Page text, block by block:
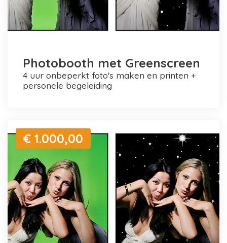
Photobooth met Greenscreen
4 uur onbeperkt foto's maken en printen +
personele begeleiding
€ 1.000,00